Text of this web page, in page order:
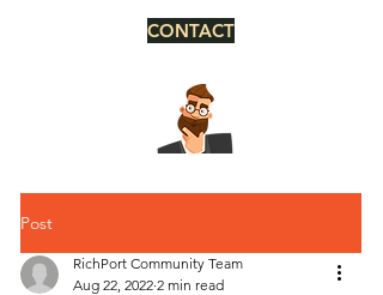
CONTACT
Post
RichPort Community Team
Aug 22, 2022 2 min read